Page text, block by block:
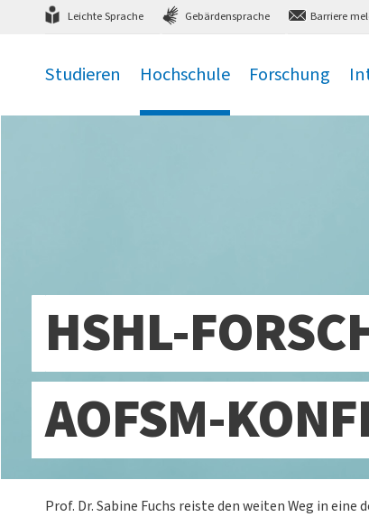
zum Hauptmenü zum Inhalt,
Leichte Sprache Gebärdensprache Barriere
Studieren Hochschule Forschung
HSHL-
AOFSM-
Prof. Dr. Sabine Fuchs reiste den weiten Weg in eine